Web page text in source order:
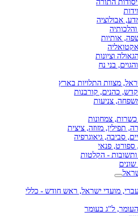
התורה
אבולוציה
אותיות
וציונות
בני נח
מצוות התלויות בארץ
כהנים, קורבנות
משפחה, צניעות
צמחונות
תפילין, מזוזה, ציצית
סביבה, גיאוגרפיה
ספורט, פנאי
- הקלטות
מועדי ישראל, ראש חודש - כללי
ל"ג בעומר